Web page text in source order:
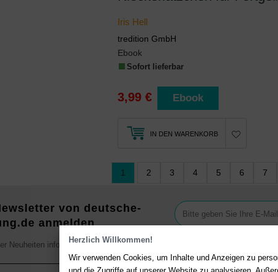
Herzlich Willkommen!
Wir verwenden Cookies, um Inhalte und Anzeigen zu
Iris Hell
tredition GmbH
Ebook
Sofort lieferbar
3,99 € Ebook
IN DEN WARENKORB
1 2 3 4 5 6 7
von deutsche-
anmelden
Neuheiten informieren